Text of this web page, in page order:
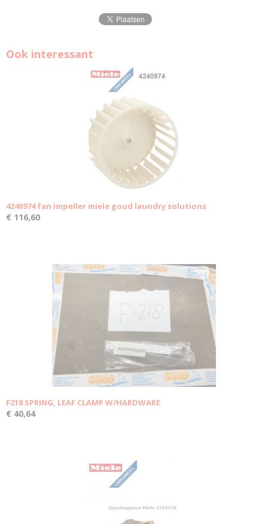
Ook interessant
4240974 fan impeller miele goud laundry solutions
€ 116,60
F218 SPRING, LEAF CLAMP W/HARDWARE
€ 40,64